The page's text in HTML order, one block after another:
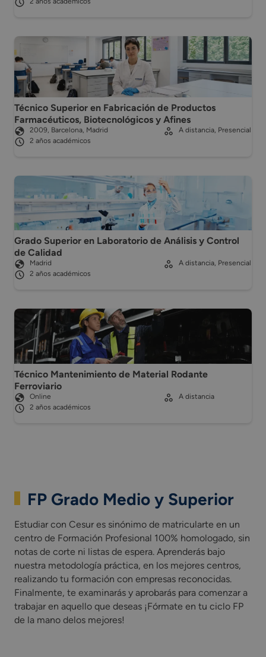
Técnico Superior en Fabricación de Productos
Farmacéuticos, Biotecnológicos y Afines
2009, Barcelona, Madrid
2 años académicos
A distancia, Presencial
Grado Superior en Laboratorio de Análisis y Control
de Calidad
Madrid
2 años académicos
A distancia, Presencial
Técnico Mantenimiento de Material Rodante
Ferroviario
Online
2 años académicos
A distancia
FP Grado Medio y Superior
Estudiar con Cesur es sinónimo de matricularte en un
centro de Formación Profesional 100% homologado, sin
notas de corte ni listas de espera. Aprenderás bajo
nuestra metodología práctica, en los mejores centros,
realizando tu formación con empresas reconocidas.
Finalmente, te examinarás y aprobarás para comenzar a
trabajar en aquello que deseas ¡Fórmate en tu ciclo FP
de la mano delos mejores!